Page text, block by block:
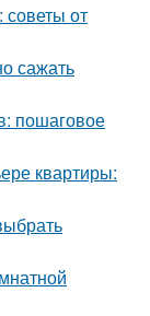
от
сажать
пошаговое
квартиры: